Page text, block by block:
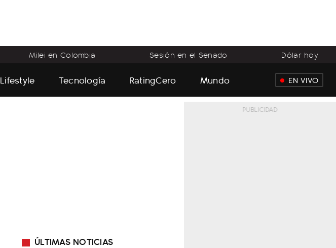
Milei en Colombia Sesión en el Senado Dólar hoy
Lifestyle Tecnología RatingCero Mundo EN VIVO
ÚLTIMAS NOTICIAS